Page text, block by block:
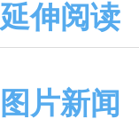
延伸阅读
图片新闻